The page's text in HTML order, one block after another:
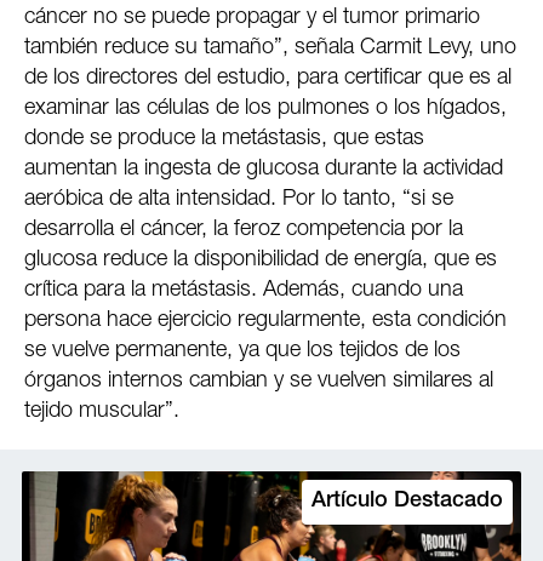
cáncer no se puede propagar y el tumor primario
también reduce su tamaño”, señala Carmit Levy, uno
de los directores del estudio, para certificar que es al
examinar las células de los pulmones o los hígados,
donde se produce la metástasis, que estas
aumentan la ingesta de glucosa durante la actividad
aeróbica de alta intensidad. Por lo tanto, “si se
desarrolla el cáncer, la feroz competencia por la
glucosa reduce la disponibilidad de energía, que es
crítica para la metástasis. Además, cuando una
persona hace ejercicio regularmente, esta condición
se vuelve permanente, ya que los tejidos de los
órganos internos cambian y se vuelven similares al
tejido muscular”.
Artículo Destacado